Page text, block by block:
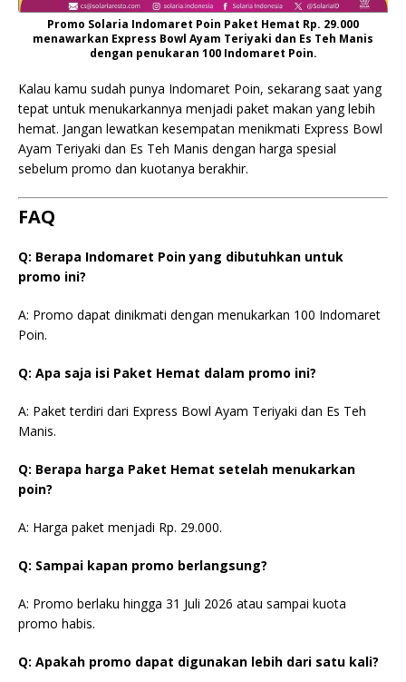
Promo Solaria Indomaret Poin Paket Hemat Rp. 29.000
menawarkan Express Bowl Ayam Teriyaki dan Es Teh Manis
dengan penukaran 100 Indomaret Poin.
Kalau kamu sudah punya Indomaret Poin, sekarang saat yang
tepat untuk menukarkannya menjadi paket makan yang lebih
hemat. Jangan lewatkan kesempatan menikmati Express Bowl
Ayam Teriyaki dan Es Teh Manis dengan harga spesial
sebelum promo dan kuotanya berakhir.
FAQ
Q: Berapa Indomaret Poin yang dibutuhkan untuk
promo ini?
A: Promo dapat dinikmati dengan menukarkan 100 Indomaret
Poin.
Q: Apa saja isi Paket Hemat dalam promo ini?
A: Paket terdiri dari Express Bowl Ayam Teriyaki dan Es Teh
Manis.
Q: Berapa harga Paket Hemat setelah menukarkan
poin?
A: Harga paket menjadi Rp. 29.000.
Q: Sampai kapan promo berlangsung?
A: Promo berlaku hingga 31 Juli 2026 atau sampai kuota
promo habis.
Q: Apakah promo dapat digunakan lebih dari satu kali?